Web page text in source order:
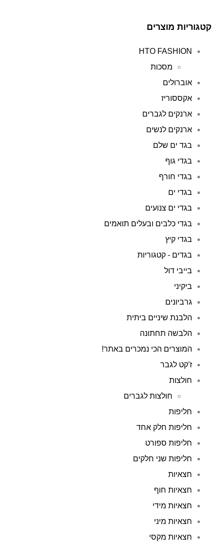
קטגוריות מוצרים
HTO FASHION
מסכות
אוברולים
אקססוריז
ארנקים לגברים
ארנקים לנשים
בגד ים שלם
בגדי גוף
בגדי חורף
בגדי ים
בגדי ים צנועים
בגדי כלבים ובעלים תואמים
בגדי קיץ
בגדים - קטגוריות
בייבי דול
ביקיני
גרביונים
הלבנת שיניים ביתית
הלבשה תחתונה
המוצרים הכי נמכרים באתר!
ז'קט לגבר
חולצות
חולצות לגברים
חליפות
חליפות חלק אחד
חליפות ספורט
חליפות שני חלקים
חצאיות
חצאיות חוף
חצאיות מידי
חצאיות מיני
חצאיות מקסי